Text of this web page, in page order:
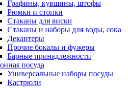
Графины, кувшины, штофы
Рюмки и стопки
Стаканы для виски
Стаканы и наборы для воды, сока
Декантеры
Прочие бокалы и фужеры
Барные принадлежности
посуда
Универсальные наборы посуды
Кастрюли